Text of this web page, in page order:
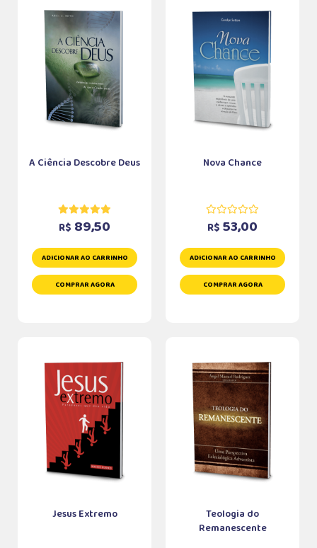
A Ciência Descobre Deus
R$ 89,50
ADICIONAR AO CARRINHO
COMPRAR AGORA
Nova Chance
R$ 53,00
ADICIONAR AO CARRINHO
COMPRAR AGORA
Jesus Extremo
Teologia do
Remanescente